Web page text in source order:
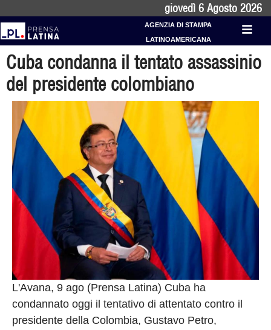
giovedì 6 Agosto 2026
AGENZIA DI STAMPA
LATINOAMERICANA
Cuba condanna il tentato assassinio
del presidente colombiano
L'Avana, 9 ago (Prensa Latina) Cuba ha
condannato oggi il tentativo di attentato contro il
presidente della Colombia, Gustavo Petro,